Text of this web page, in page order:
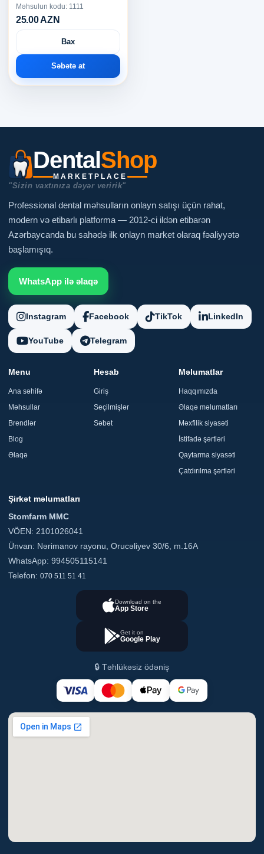
Məhsulun kodu: 1111
25.00 AZN
Bax
Səbətə at
DentalShop
MARKETPLACE
"Sizin vaxtınıza dəyər veririk"
Professional dental məhsulların onlayn satışı üçün rahat,
modern və etibarlı platforma — 2012-ci ildən etibarən
Azərbaycanda bu sahədə ilk onlayn market olaraq fəaliyyətə
başlamışıq.
WhatsApp ilə əlaqə
Instagram Facebook TikTok LinkedIn
YouTube Telegram
Menu
Ana səhifə
Məhsullar
Brendlər
Blog
Əlaqə
Hesab
Giriş
Seçilmişlər
Səbət
Məlumatlar
Haqqımızda
Əlaqə məlumatları
Məxfilik siyasəti
İstifadə şərtləri
Qaytarma siyasəti
Çatdırılma şərtləri
Şirkət məlumatları
Stomfarm MMC
VÖEN: 2101026041
Ünvan: Nərimanov rayonu, Orucəliyev 30/6, m.16A
WhatsApp: 994505115141
Telefon: 070 511 51 41
Download on the
App Store
Get it on
Google Play
🔒 Təhlükəsiz ödəniş